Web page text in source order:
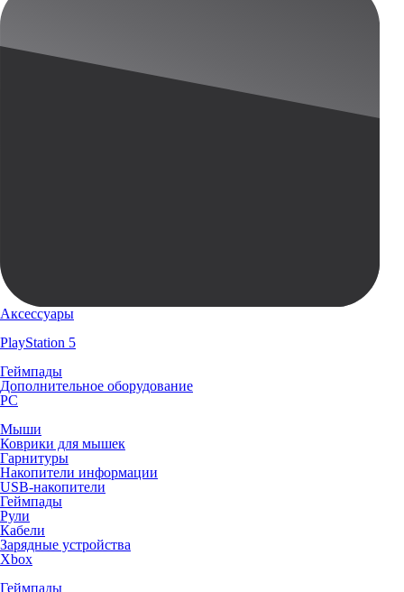
Аксессуары
PlayStation 5
Геймпады
Дополнительное оборудование
PC
Мыши
Коврики для мышек
Гарнитуры
Накопители информации
USB-накопители
Геймпады
Рули
Кабели
Зарядные устройства
Xbox
Геймпады